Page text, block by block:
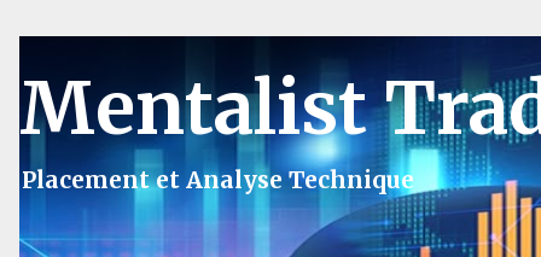
Mentalist
Placement et Analyse Technique